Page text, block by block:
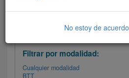
Filtrar las rutas
Filtrar por modalidad:
Cualquier modalidad
BTT
No estoy de acuerdo